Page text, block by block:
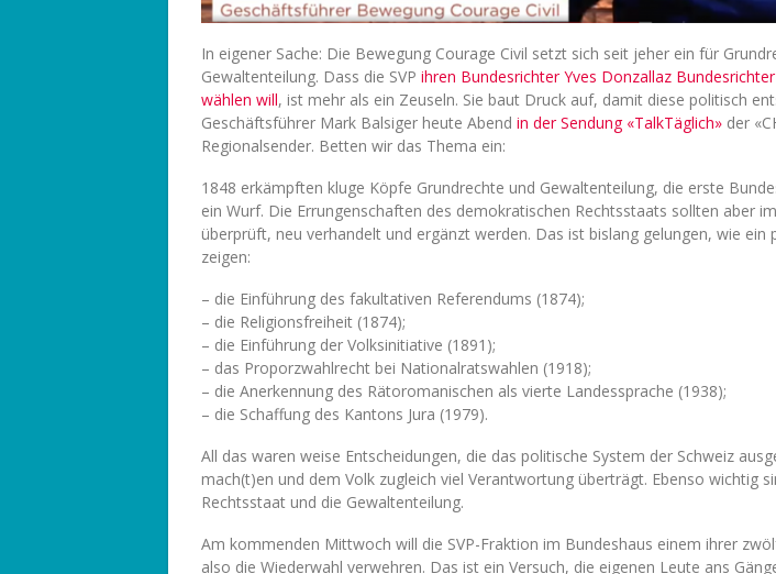
In eigener Sache: Die Bewegung Courage Civil setzt sich seit jeher ein für
Gewaltenteilung. Dass die SVP ihren Bundesrichter Yves Donzallaz
wählen will, ist mehr als ein Zeuseln. Sie baut Druck auf, damit diese politisch
Geschäftsführer Mark Balsiger heute Abend in der Sendung «TalkTäglich» der
Regionalsender. Betten wir das Thema ein:
1848 erkämpften kluge Köpfe Grundrechte und Gewaltenteilung, die erste
ein Wurf. Die Errungenschaften des demokratischen Rechtsstaats sollten aber
überprüft, neu verhandelt und ergänzt werden. Das ist bislang gelungen, wie ein
zeigen:
– die Einführung des fakultativen Referendums (1874);
– die Religionsfreiheit (1874);
– die Einführung der Volksinitiative (1891);
– das Proporzwahlrecht bei Nationalratswahlen (1918);
– die Anerkennung des Rätoromanischen als vierte Landessprache (1938);
– die Schaffung des Kantons Jura (1979).
All das waren weise Entscheidungen, die das politische System der Schweiz
mach(t)en und dem Volk zugleich viel Verantwortung überträgt. Ebenso wichtig
Rechtsstaat und die Gewaltenteilung.
Am kommenden Mittwoch will die SVP-Fraktion im Bundeshaus einem ihrer
also die Wiederwahl verwehren. Das ist ein Versuch, die eigenen Leute ans